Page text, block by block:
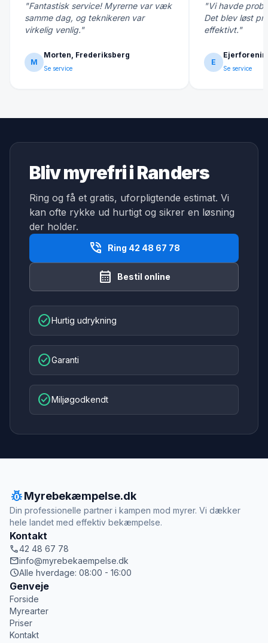
"Fantastisk service! Myrerne var væk
samme dag, og teknikeren var
virkelig venlig."
M
Morten, Frederiksberg
Se service
"Vi havde
Det blev løst
effektivt."
E
Se service
Bliv myrefri i Randers
Ring og få et gratis, uforpligtende estimat. Vi
kan ofte rykke ud hurtigt og sikrer en løsning
der holder.
phone_in_talk Ring 42 48 67 78
calendar_month Bestil online
check_circleHurtig udrykning
check_circleGaranti
check_circleMiljøgodkendt
pest_controlMyrebekæmpelse.dk
Din professionelle partner i kampen mod myrer. Vi dækker
hele landet med effektiv bekæmpelse.
Kontakt
call42 48 67 78
mailinfo@myrebekaempelse.dk
scheduleAlle hverdage: 08:00 - 16:00
Genveje
Forside
Myrearter
Priser
Kontakt